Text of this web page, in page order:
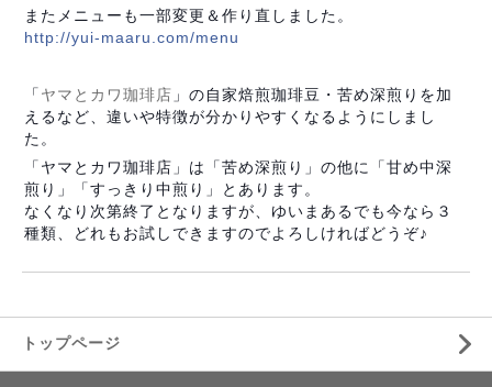
またメニューも一部変更＆作り直しました。
http://yui-maaru.com/menu
「 ヤマとカワ珈琲店 」の自家焙煎珈琲豆・苦め深煎りを加
えるなど、違いや特徴が分かりやすくなるようにしまし
た。
「ヤマとカワ珈琲店」は「苦め深煎り」の他に「甘め中深
煎り」「すっきり中煎り」とあります。
なくなり次第終了となりますが、ゆいまあるでも今なら３
種類、どれもお試しできますのでよろしければどうぞ♪
トップページ